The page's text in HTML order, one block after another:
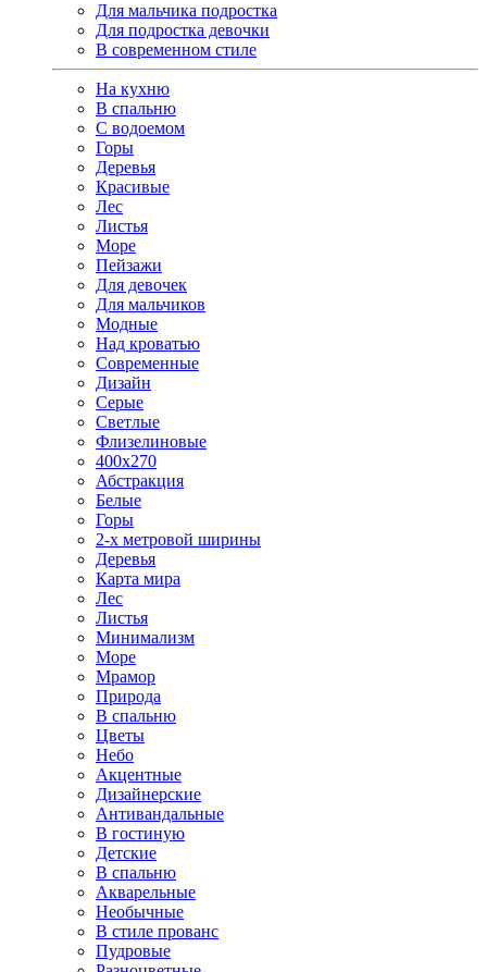
Для мальчика подростка
Для подростка девочки
В современном стиле
На кухню
В спальню
С водоемом
Горы
Деревья
Красивые
Лес
Листья
Море
Пейзажи
Для девочек
Для мальчиков
Модные
Над кроватью
Современные
Дизайн
Серые
Светлые
Флизелиновые
400х270
Абстракция
Белые
Горы
2-х метровой ширины
Деревья
Карта мира
Лес
Листья
Минимализм
Море
Мрамор
Природа
В спальню
Цветы
Небо
Акцентные
Дизайнерские
Антивандальные
В гостиную
Детские
В спальню
Акварельные
Необычные
В стиле прованс
Пудровые